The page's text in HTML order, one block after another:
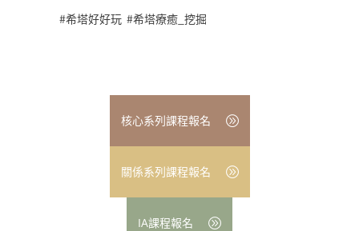
#希塔好好玩 #希塔療癒_挖掘
核心系列課程報名
關係系列課程報名
IA課程報名